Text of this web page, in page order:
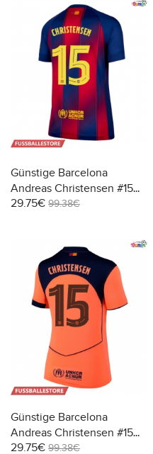
Günstige Barcelona
Andreas Christensen #15
Heimtrikot Damen 2025-26
29.75€ 99.38€
Günstige Barcelona
Andreas Christensen #15
3rd trikot Damen 2025-26
29.75€ 99.38€